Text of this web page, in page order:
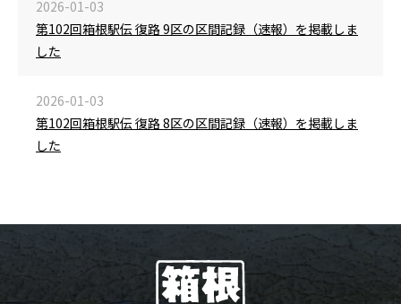
2026-01-03
第102回箱根駅伝 復路 9区の区間記録（速報）を掲載しま
した
2026-01-03
第102回箱根駅伝 復路 8区の区間記録（速報）を掲載しま
した